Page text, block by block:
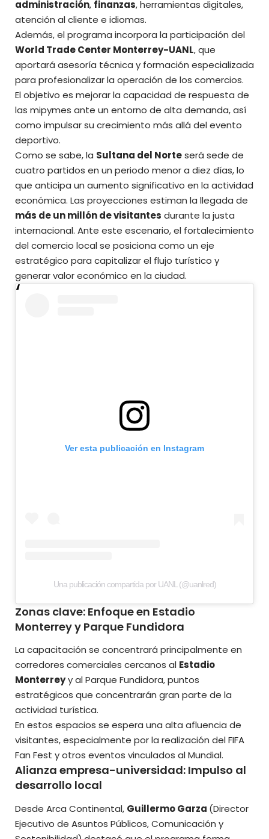
administración, finanzas, herramientas digitales,
atención al cliente e idiomas.
Además, el programa incorpora la participación del
World Trade Center Monterrey-UANL, que
aportará asesoría técnica y formación especializada
para profesionalizar la operación de los comercios.
El objetivo es mejorar la capacidad de respuesta de
las mipymes ante un entorno de alta demanda, así
como impulsar su crecimiento más allá del evento
deportivo.
Como se sabe, la Sultana del Norteserá sede de
cuatro partidos en un periodo menor a diez días, lo
que anticipa un aumento significativo en la actividad
económica. Las proyecciones estiman la llegada de
más de un millón de visitantes durante la justa
internacional. Ante este escenario, el fortalecimiento
del comercio local se posiciona como un eje
estratégico para capitalizar el flujo turístico y
generar valor económico en la ciudad.
Ver esta publicación en Instagram
Una publicación compartida por UANL (@uanlred)
Zonas clave: Enfoque en Estadio
Monterrey y Parque Fundidora
La capacitación se concentrará principalmente en
corredores comerciales cercanos al Estadio
Monterreyy al Parque Fundidora, puntos
estratégicos que concentrarán gran parte de la
actividad turística.
En estos espacios se espera una alta afluencia de
visitantes, especialmente por la realización del FIFA
Fan Fest y otros eventos vinculados al Mundial.
Alianza empresa-universidad: Impulso al
desarrollo local
Desde Arca Continental, Guillermo Garza (Director
Ejecutivo de Asuntos Públicos, Comunicación y